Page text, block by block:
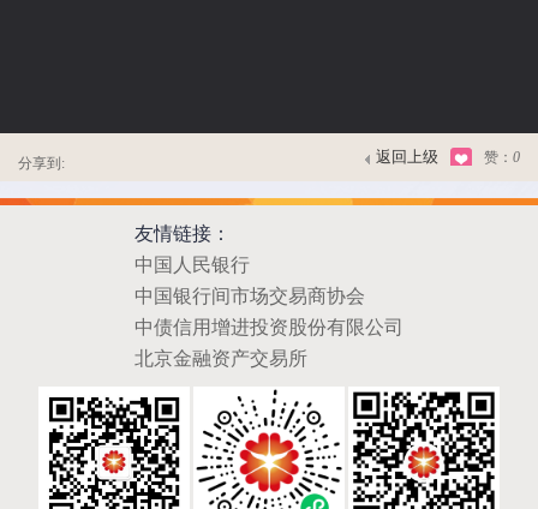
分享到: 返回上级 赞： 0
友情链接：
中国人民银行
中国银行间市场交易商协会
中债信用增进投资股份有限公司
北京金融资产交易所